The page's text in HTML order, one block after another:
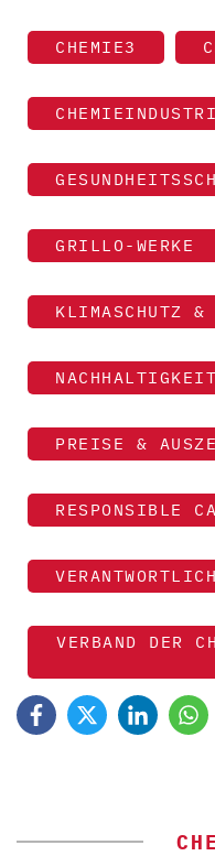
CHEMIE3
GRILLO-WERKE
KLIMASCHUTZ &
NACHHALTIGKEIT
PREISE &
RESPONSIBLE
VERBAND DER